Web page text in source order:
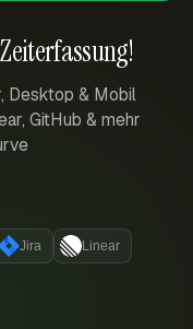
Desktop & Mobil
GitHub & mehr
Jira Linear